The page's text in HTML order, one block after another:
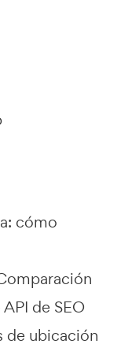
cómo
de SEO
de ubicación